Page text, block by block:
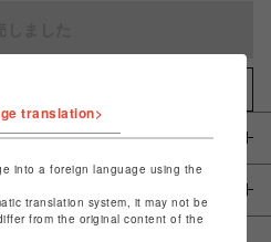
translation>
into a foreign language using the
translation system, it may not be
from the original content of the